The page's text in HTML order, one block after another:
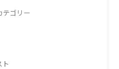
テゴリー
ト